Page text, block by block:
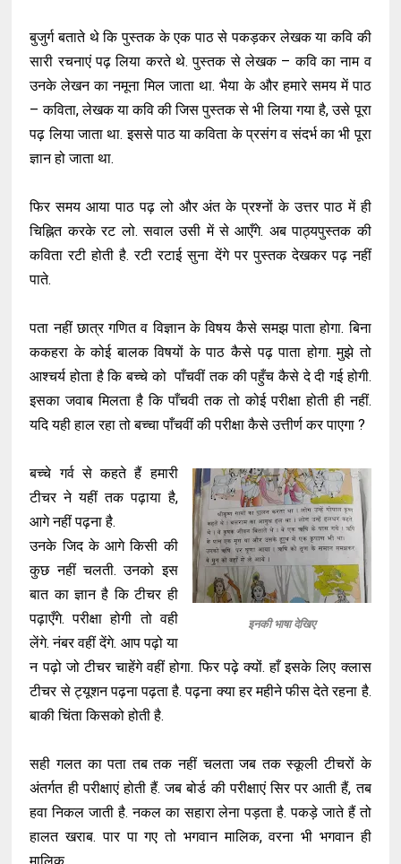
बुजुर्ग बताते थे कि पुस्तक के एक पाठ से पकड़कर लेखक या कवि की
सारी रचनाएं पढ़ लिया करते थे. पुस्तक से लेखक – कवि का नाम व
उनके लेखन का नमूना मिल जाता था. भैया के और हमारे समय में पाठ
– कविता, लेखक या कवि की जिस पुस्तक से भी लिया गया है, उसे पूरा
पढ़ लिया जाता था. इससे पाठ या कविता के प्रसंग व संदर्भ का भी पूरा
ज्ञान हो जाता था.
फिर समय आया पाठ पढ़ लो और अंत के प्रश्नों के उत्तर पाठ में ही
चिह्नित करके रट लो. सवाल उसी में से आएँगे. अब पाठ्यपुस्तक की
कविता रटी होती है. रटी रटाई सुना देंगे पर पुस्तक देखकर पढ़ नहीं
पाते.
पता नहीं छात्र गणित व विज्ञान के विषय कैसे समझ पाता होगा. बिना
ककहरा के कोई बालक विषयों के पाठ कैसे पढ़ पाता होगा. मुझे तो
आश्चर्य होता है कि बच्चे को पाँचवीं तक की पहुँच कैसे दे दी गई होगी.
इसका जवाब मिलता है कि पाँचवी तक तो कोई परीक्षा होती ही नहीं.
यदि यही हाल रहा तो बच्चा पाँचवीं की परीक्षा कैसे उत्तीर्ण कर पाएगा ?
इनकी भाषा देखिए
बच्चे गर्व से कहते हैं हमारी
टीचर ने यहीं तक पढ़ाया है,
आगे नहीं पढ़ना है.
उनके जिद के आगे किसी की
कुछ नहीं चलती. उनको इस
बात का ज्ञान है कि टीचर ही
पढ़ाएँगे. परीक्षा होगी तो वही
लेंगे. नंबर वहीं देंगे. आप पढ़ो या
न पढ़ो जो टीचर चाहेंगे वहीं होगा. फिर पढ़े क्यों. हाँ इसके लिए क्लास
टीचर से ट्यूशन पढ़ना पढ़ता है. पढ़ना क्या हर महीने फीस देते रहना है.
बाकी चिंता किसको होती है.
सही गलत का पता तब तक नहीं चलता जब तक स्कूली टीचरों के
अंतर्गत ही परीक्षाएं होती हैं. जब बोर्ड की परीक्षाएं सिर पर आती हैं, तब
हवा निकल जाती है. नकल का सहारा लेना पड़ता है. पकड़े जाते हैं तो
हालत खराब. पार पा गए तो भगवान मालिक, वरना भी भगवान ही